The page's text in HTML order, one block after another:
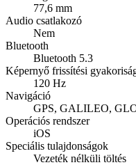
77,6 mm
Audio csatlakozó
Nem
Bluetooth
Bluetooth 5.3
Képernyő frissítési
120 Hz
Navigáció
GPS, GALILEO,
Operációs rendszer
iOS
Speciális tulajdonságok
Vezeték nélküli töltés